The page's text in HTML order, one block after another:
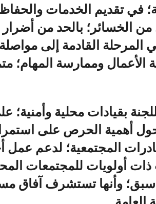
في تقديم الخدمات
من الخسائر؛ بالحد من
المرحلة القادمة إلى
وممارسة المهام؛
بقيادات محلية وأمنية؛
حول أهمية الحرص على
المجتمعية؛ لدعم عمل
أولويات للمجتمعات
وأنها تستشرف آفاق